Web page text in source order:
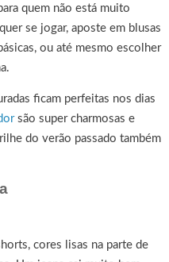
quem não está muito
se jogar, aposte em blusas
ou até mesmo escolher
ficam perfeitas nos dias
são super charmosas e
do verão passado também
cores lisas na parte de